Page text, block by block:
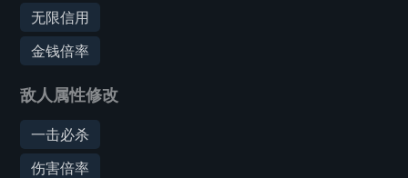
无限信用
金钱倍率
敌人属性修改
一击必杀
伤害倍率